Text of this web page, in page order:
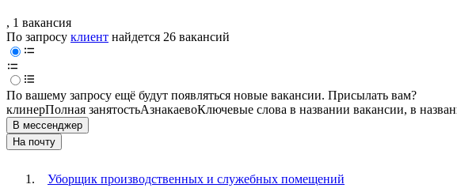
, 1 вакансия
По запросу клиент найдется 26 вакансий
По вашему запросу ещё будут появляться новые вакансии. Присылать вам?
клинерПолная занятостьАзнакаевоКлючевые слова в названии вакансии, в
В мессенджер
На почту
Уборщик производственных и служебных помещений